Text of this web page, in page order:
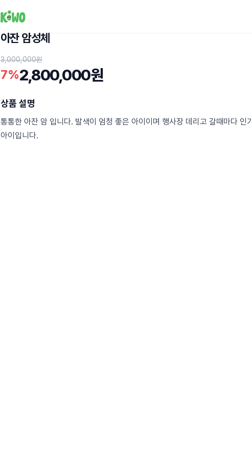
아잔 암성체
3,000,000원
7%2,800,000원
상품 설명
통통한 아잔 암 입니다. 발색이 엄청 좋은 아이이며 행사장 데리고 갈때마다 인
아이입니다.